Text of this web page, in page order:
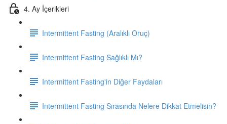
4. Ay İçerikleri
Intermittent Fasting (Aralıklı Oruç)
Intermittent Fasting Sağlıklı Mı?
Intermittent Fasting'in Diğer Faydaları
Intermittent Fasting Sırasında Nelere Dikkat Etmelisin?